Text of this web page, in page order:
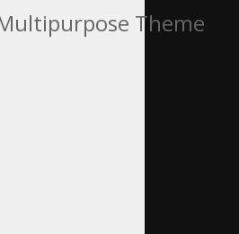
Theme